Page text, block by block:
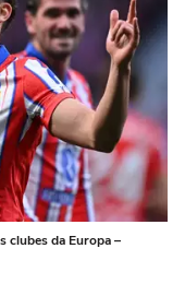
clubes da Europa –